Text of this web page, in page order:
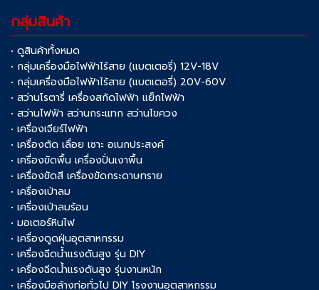
กลุ่มสินค้า
• ดูสินค้าทั้งหมด
• กลุ่มเครื่องมือไฟฟ้าไร้สาย (แบตเตอรี่) 12V-18V
• กลุ่มเครื่องมือไฟฟ้าไร้สาย (แบตเตอรี่) 20V-60V
• สว่านโรตารี่ เครื่องสกัดไฟฟ้า แย็กไฟฟ้า
• สว่านไฟฟ้า สว่านกระแทก สว่านไขควง
• เครื่องเจียร์ไฟฟ้า
• เครื่องตัด เลื่อย เซาะ อเนกประสงค์
• เครื่องขัดพื้น เครื่องปั่นเงาพื้น
• เครื่องขัดสี เครื่องขัดกระดาษทราย
• เครื่องเป่าลม
• เครื่องเป่าลมร้อน
• มอเตอร์หินไฟ
• เครื่องดูดฝุ่นอุตสาหกรรม
• เครื่องฉีดน้ำแรงดันสูง รุ่น DIY
• เครื่องฉีดน้ำแรงดันสูง รุ่นงานหนัก
• เครื่องมือล้างท่อทั่วไป DIY โรงงานอุตสาหกรรม